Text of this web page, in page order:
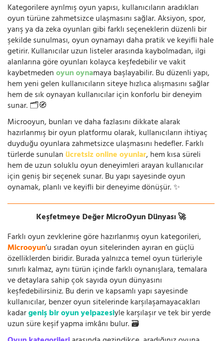
Kategorilere ayrılmış oyun yapısı, kullanıcıların aradıkları
oyun türüne zahmetsizce ulaşmasını sağlar. Aksiyon, spor,
yarış ya da zeka oyunları gibi farklı seçeneklerin düzenli bir
şekilde sunulması, oyun oynamayı daha pratik ve keyifli hale
getirir. Kullanıcılar uzun listeler arasında kaybolmadan, ilgi
alanlarına göre oyunları kolayca keşfedebilir ve vakit
kaybetmedenoyun oynamaya başlayabilir. Bu düzenli yapı,
hem yeni gelen kullanıcıların siteye hızlıca alışmasını sağlar
hem de sık oynayan kullanıcılar için konforlu bir deneyim
sunar. 🗂️🧭
Microoyun, bunları ve daha fazlasını dikkate alarak
hazırlanmış bir oyun platformu olarak, kullanıcıların ihtiyaç
duyduğu oyunlara zahmetsizce ulaşmasını hedefler. Farklı
türlerde sunulan ücretsiz online oyunlar, hem kısa süreli
hem de uzun soluklu oyun deneyimleri arayan kullanıcılar
için geniş bir seçenek sunar. Bu yapı sayesinde oyun
oynamak, planlı ve keyifli bir deneyime dönüşür. ✨
Keşfetmeye Değer MicroOyun Dünyası 🚀
Farklı oyun zevklerine göre hazırlanmış oyun kategorileri,
Microoyun’u sıradan oyun sitelerinden ayıran en güçlü
özelliklerden biridir. Burada yalnızca temel oyun türleriyle
sınırlı kalmaz, aynı türün içinde farklı oynanışlara, temalara
ve detaylara sahip çok sayıda oyun dünyasını
keşfedebilirsiniz. Bu derin ve kapsamlı yapı sayesinde
kullanıcılar, benzer oyun sitelerinde karşılaşamayacakları
kadargeniş bir oyun yelpazesiyle karşılaşır ve tek bir yerde
uzun süre keşif yapma imkânı bulur. 🗃️